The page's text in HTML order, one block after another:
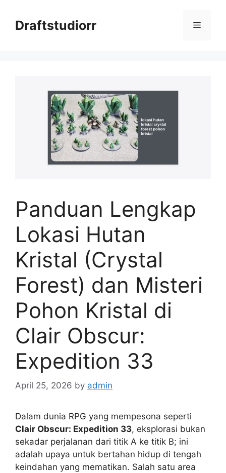
contentDraftstudiorr Menu
Panduan Lengkap
Lokasi Hutan
Kristal (Crystal
Forest) dan Misteri
Pohon Kristal di
Clair Obscur:
Expedition 33
April 25, 2026 by admin
Dalam dunia RPG yang mempesona seperti
Clair Obscur: Expedition 33, eksplorasi bukan
sekadar perjalanan dari titik A ke titik B; ini
adalah upaya untuk bertahan hidup di tengah
keindahan yang mematikan. Salah satu area